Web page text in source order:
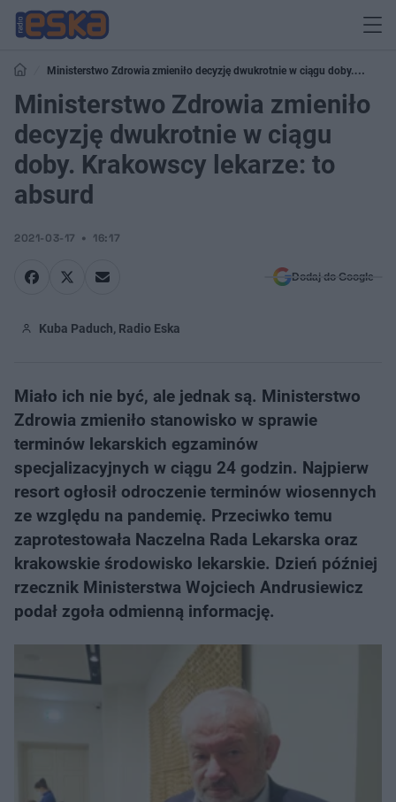
Ministerstwo Zdrowia zmieniło decyzję dwukrotnie w ciągu doby.
Krakowscy lekarze: to absurd
Ministerstwo Zdrowia zmieniło
decyzję dwukrotnie w ciągu
doby. Krakowscy lekarze: to
absurd
2021-03-17 16:17
Dodaj do Google
Kuba Paduch, Radio Eska
Miało ich nie być, ale jednak są. Ministerstwo
Zdrowia zmieniło stanowisko w sprawie
terminów lekarskich egzaminów
specjalizacyjnych w ciągu 24 godzin. Najpierw
resort ogłosił odroczenie terminów wiosennych
ze względu na pandemię. Przeciwko temu
zaprotestowała Naczelna Rada Lekarska oraz
krakowskie środowisko lekarskie. Dzień później
rzecznik Ministerstwa Wojciech Andrusiewicz
podał zgoła odmienną informację.